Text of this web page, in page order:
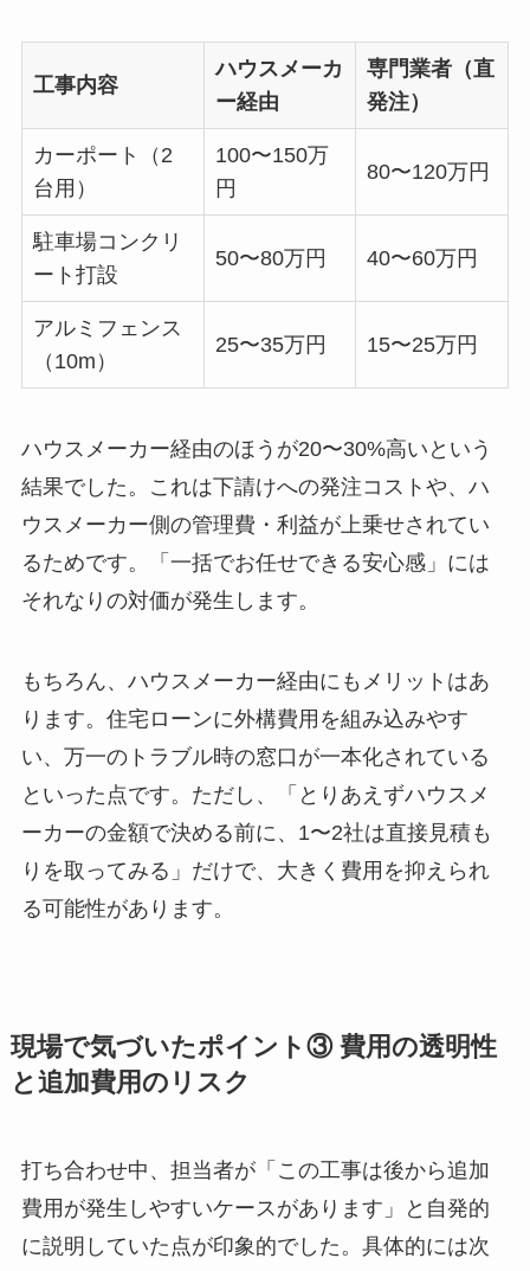
工事内容
ハウスメーカ
ー経由
専門業者（直
発注）
カーポート（2
台用）
100〜150万
円
80〜120万円
駐車場コンクリ
ート打設
50〜80万円 40〜60万円
アルミフェンス
（10m）
25〜35万円 15〜25万円
ハウスメーカー経由のほうが20〜30%高いという
結果でした。これは下請けへの発注コストや、ハ
ウスメーカー側の管理費・利益が上乗せされてい
るためです。「一括でお任せできる安心感」には
それなりの対価が発生します。
もちろん、ハウスメーカー経由にもメリットはあ
ります。住宅ローンに外構費用を組み込みやす
い、万一のトラブル時の窓口が一本化されている
といった点です。ただし、「とりあえずハウスメ
ーカーの金額で決める前に、1〜2社は直接見積も
りを取ってみる」だけで、大きく費用を抑えられ
る可能性があります。
現場で気づいたポイント③ 費用の透明性
と追加費用のリスク
打ち合わせ中、担当者が「この工事は後から追加
費用が発生しやすいケースがあります」と自発的
に説明していた点が印象的でした。具体的には次